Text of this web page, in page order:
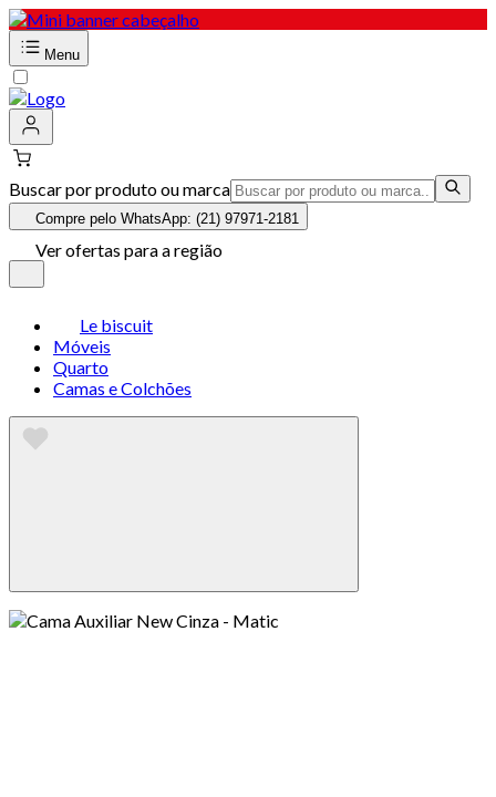
Menu
Buscar por produto ou marca
Compre pelo WhatsApp: (21) 97971-2181
Ver ofertas para a região
Le biscuit
Móveis
Quarto
Camas e Colchões